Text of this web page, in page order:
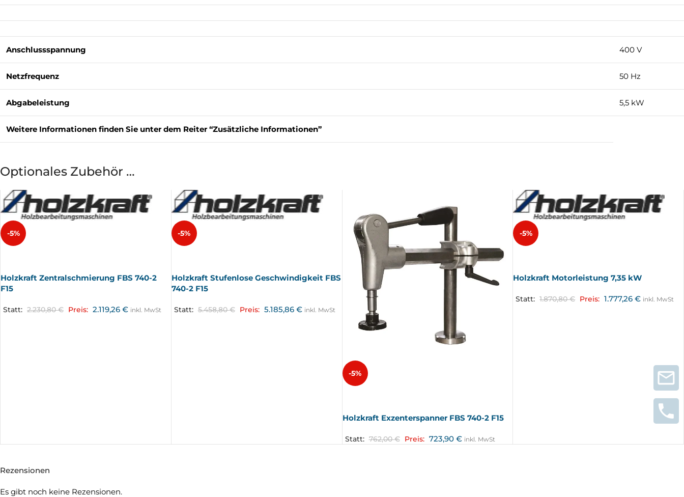
Anschlussspannung 400 V
Netzfrequenz 50 Hz
Abgabeleistung 5,5 kW
Weitere Informationen finden Sie unter dem Reiter “Zusätzliche Informationen”
Optionales Zubehör …
-5%
Holzkraft Zentralschmierung FBS 740-2
F15
Statt: 2.230,80€ Preis: 2.119,26 € inkl. MwSt
-5%
Holzkraft Stufenlose Geschwindigkeit FBS
740-2 F15
Statt: 5.458,80€ Preis: 5.185,86 € inkl. MwSt
-5%
Holzkraft Exzenterspanner FBS 740-2 F15
Statt: 762,00€ Preis: 723,90 € inkl. MwSt
-5%
Holzkraft Motorleistung 7,35 kW
Statt: 1.870,80€ Preis: 1.777,26€ inkl. MwSt
Rezensionen
Es gibt noch keine Rezensionen.